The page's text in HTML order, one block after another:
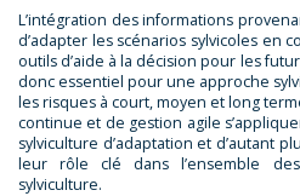
L’intégration des informations
d’adapter les scénarios sylvicoles en
outils d’aide à la décision pour les
donc essentiel pour une approche
les risques à court, moyen et long
continue et de gestion agile
sylviculture d’adaptation et d’autant
leur rôle clé dans l’ensemble
sylviculture.